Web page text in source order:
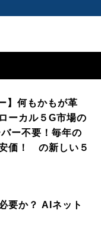
】何もかもが革
ーカル５G市場の
ー不要！毎年の
価！ の新しい５
要か？ AIネット